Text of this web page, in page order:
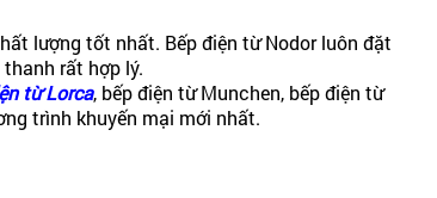
lượng tốt nhất. Bếp điện từ Nodorluôn đặt
rất hợp lý.
từLorca, bếp điện từ Munchen, bếp điện từ
trình khuyến mại mới nhất.